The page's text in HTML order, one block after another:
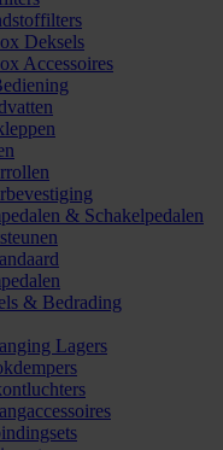
Deksels
Accessoires
& Schakelpedalen
& Bedrading
Lagers